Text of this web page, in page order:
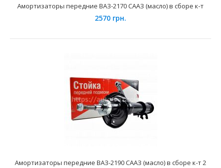
4250 грн.
Амортизаторы передние ВАЗ-2170 СААЗ (масло) в сборе к-т
2570 грн.
Амортизаторы передние ВАЗ-2190 СААЗ (масло) в сборе к-т 2